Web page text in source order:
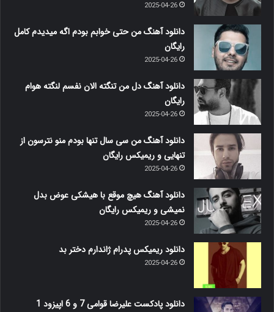
2025-04-26
دانلود آهنگ من حتی خوابم بودم اگه میدیدم کامل
رایگان
2025-04-26
دانلود آهنگ دل من تنگته الان نفسم لنگته هوام
رایگان
2025-04-26
دانلود آهنگ من سی سال تنها بودم منو نترسون از
تنهایی و ریمیکس رایگان
2025-04-26
دانلود آهنگ هیچ موقع با هیشکی عوض بدل
نمیشی و ریمیکس رایگان
2025-04-26
دانلود ریمیکس پدرام ژاندارم دختر بد
2025-04-26
دانلود پادکست علیرضا قوامی 7 و 6 اپیزود 1